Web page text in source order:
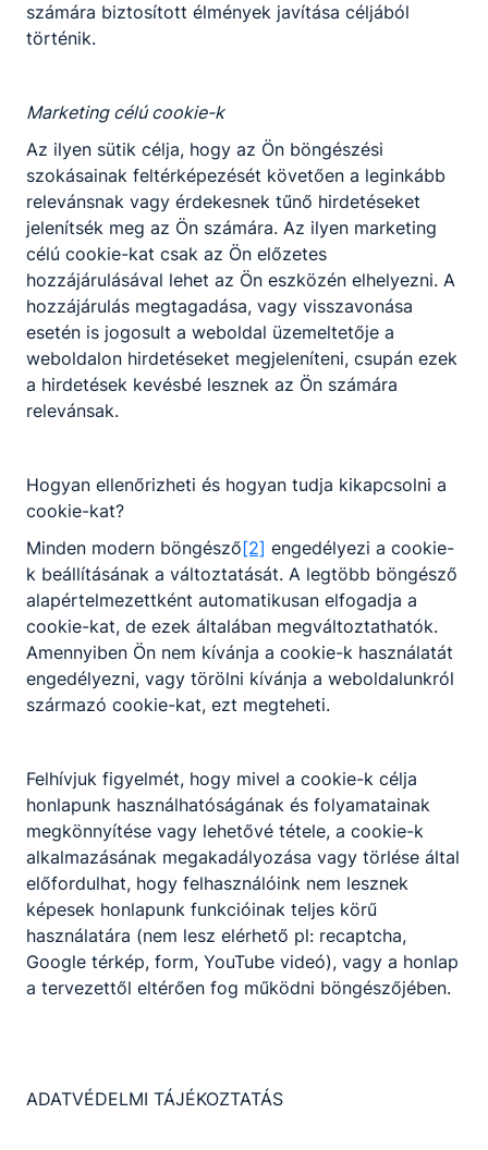
Ajánlott minden ﬁatal számára, aki vágyat érez
arra, hogy maradandót alkosson, és ezért akár
stabil megélhetést szeretnének biztosítani
maguknak. Az építőipar és a kőműves szakma
versenyképes lehetőség, hiszen építkezők és
építkezések mindig is voltak és lesznek,
kőművesekre mindig szükség lesz.
KOMPETENCIAELVÁRÁS
Ügyes mozgás, állóképesség, jó ﬁzikum, jó
szemmérték és térlátás, kézügyesség,
csapatmunka. Hajlam az új innovatív technológiák
megismerésére és elsajátítására.
A SZAKKÉPZETTSÉGGEL RENDELKEZŐ
magabiztosan értelmezi a műszaki
terveket;
a kivitelezés során szükséges eszközöket
készség szinten képes működtetni;
az alkalmazott anyagok jellemzőit és a
hozzájuk tartozó technológiai utasításokat
ismeri és betartja;
a kivitelezés során a kőműves brigád többi
Megosztás
számára biztosított élmények javítása céljából
történik.
Marketing célú cookie-k
Az ilyen sütik célja, hogy az Ön böngészési
szokásainak feltérképezését követően a leginkább
relevánsnak vagy érdekesnek tűnő hirdetéseket
jelenítsék meg az Ön számára. Az ilyen marketing
célú cookie-kat csak az Ön előzetes
hozzájárulásával lehet az Ön eszközén elhelyezni. A
hozzájárulás megtagadása, vagy visszavonása
esetén is jogosult a weboldal üzemeltetője a
weboldalon hirdetéseket megjeleníteni, csupán ezek
a hirdetések kevésbé lesznek az Ön számára
relevánsak.
Hogyan ellenőrizheti és hogyan tudja kikapcsolni a
cookie-kat?
Minden modern böngésző[2] engedélyezi a cookie-
k beállításának a változtatását. A legtöbb böngésző
alapértelmezettként automatikusan elfogadja a
cookie-kat, de ezek általában megváltoztathatók.
Amennyiben Ön nem kívánja a cookie-k használatát
engedélyezni, vagy törölni kívánja a weboldalunkról
származó cookie-kat, ezt megteheti.
Felhívjuk figyelmét, hogy mivel a cookie-k célja
honlapunk használhatóságának és folyamatainak
megkönnyítése vagy lehetővé tétele, a cookie-k
alkalmazásának megakadályozása vagy törlése által
előfordulhat, hogy felhasználóink nem lesznek
képesek honlapunk funkcióinak teljes körű
használatára (nem lesz elérhető pl: recaptcha,
Google térkép, form, YouTube videó), vagy a honlap
a tervezettől eltérően fog működni böngészőjében.
ADATVÉDELMI TÁJÉKOZTATÁS